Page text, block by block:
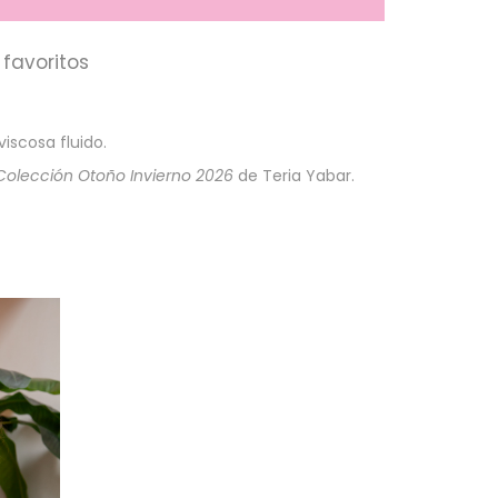
fluido.
Otoño Invierno 2026de Teria Yabar.